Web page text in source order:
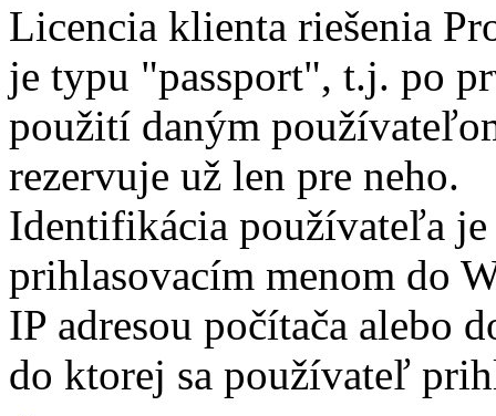
Licencia klienta riešenia
je typu "passport", t.j. po
použití daným
rezervuje už len pre neho.
Identifikácia používateľa je
prihlasovacím menom do
IP adresou počítača alebo
do ktorej sa používateľ